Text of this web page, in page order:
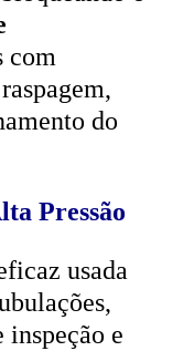
com
do
Pressão
usada
e